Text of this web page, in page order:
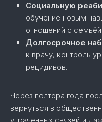
Социальную
обучение новым
отношений с семьёй.
Долгосрочное
к врачу, контроль
рецидивов.
Через полтора года
вернуться в